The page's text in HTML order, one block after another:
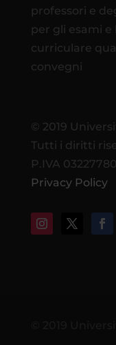
professori e
per gli esami
curriculare
convegni
© 2019
Tutti i diritti
P.IVA
Privacy Policy